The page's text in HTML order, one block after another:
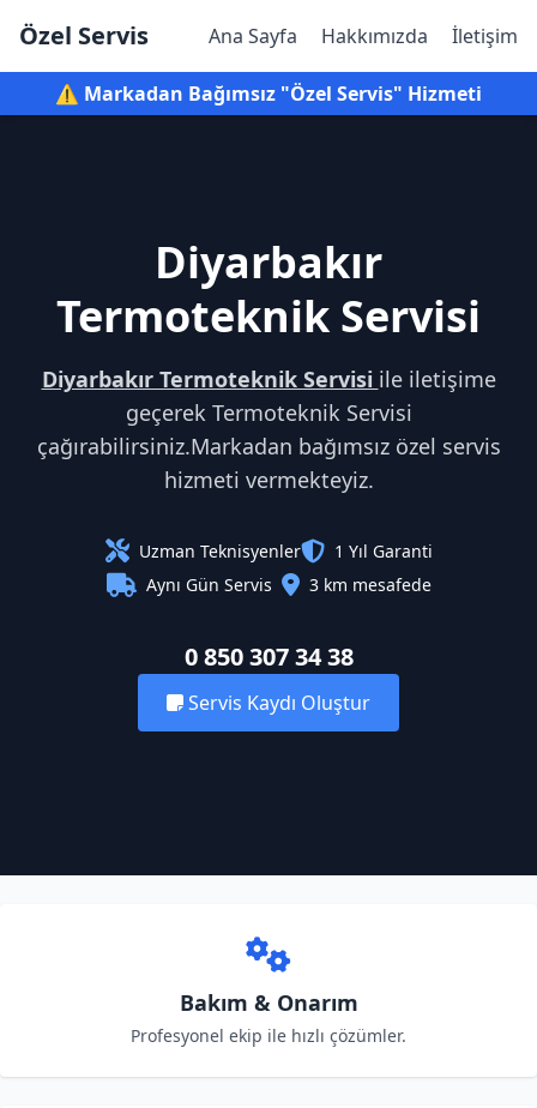
Özel Servis Ana Sayfa Hakkımızda İletişim
⚠️ Markadan Bağımsız "Özel Servis" Hizmeti
Diyarbakır
Termoteknik Servisi
Diyarbakır Termoteknik Servisi ile iletişime
geçerek Termoteknik Servisi
çağırabilirsiniz.Markadan bağımsız özel servis
hizmeti vermekteyiz.
Uzman Teknisyenler
1 Yıl Garanti
Aynı Gün Servis
3 km mesafede
0 850 307 34 38
Servis Kaydı Oluştur
Bakım & Onarım
Profesyonel ekip ile hızlı çözümler.